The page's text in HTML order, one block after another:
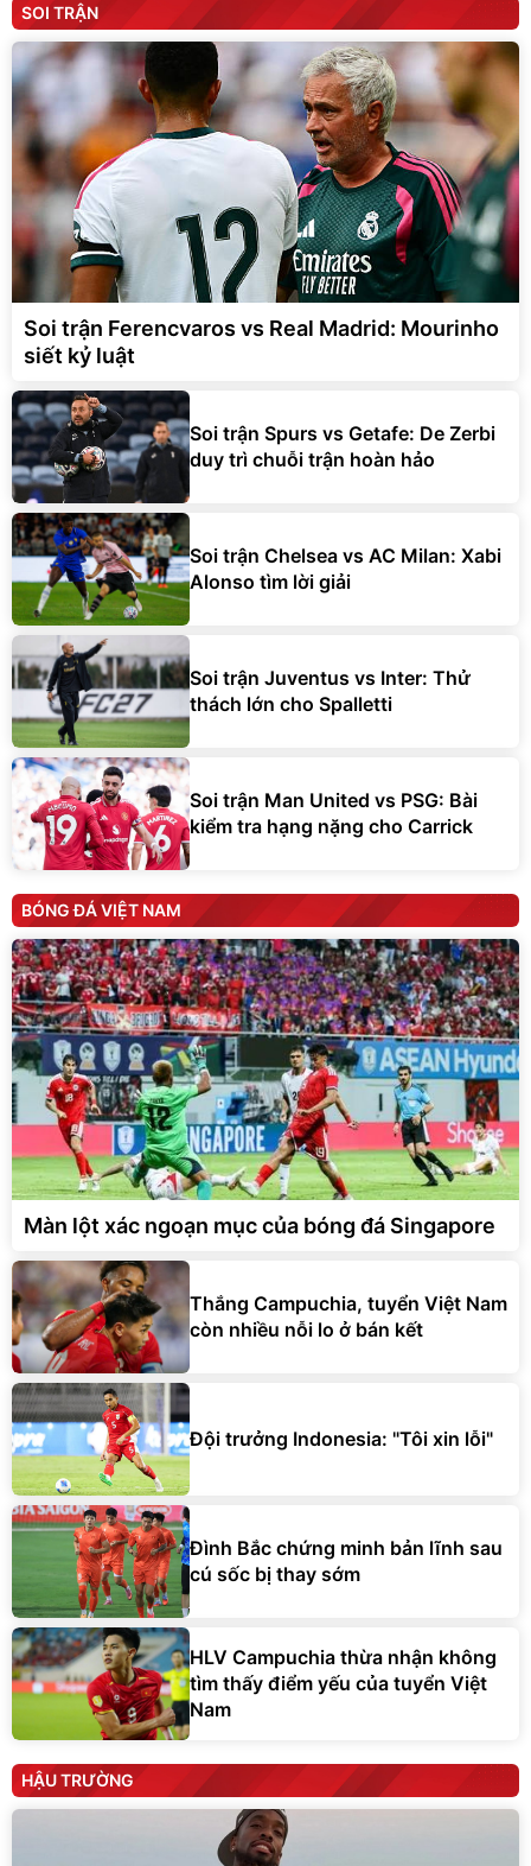
SOI TRẬN
Soi trận Ferencvaros vs Real Madrid: Mourinho
siết kỷ luật
Soi trận Spurs vs Getafe: De Zerbi
duy trì chuỗi trận hoàn hảo
Soi trận Chelsea vs AC Milan: Xabi
Alonso tìm lời giải
Soi trận Juventus vs Inter: Thử
thách lớn cho Spalletti
Soi trận Man United vs PSG: Bài
kiểm tra hạng nặng cho Carrick
BÓNG ĐÁ VIỆT NAM
Màn lột xác ngoạn mục của bóng đá Singapore
Thắng Campuchia, tuyển Việt Nam
còn nhiều nỗi lo ở bán kết
Đội trưởng Indonesia: "Tôi xin lỗi"
Đình Bắc chứng minh bản lĩnh sau
cú sốc bị thay sớm
HLV Campuchia thừa nhận không
tìm thấy điểm yếu của tuyển Việt
Nam
HẬU TRƯỜNG